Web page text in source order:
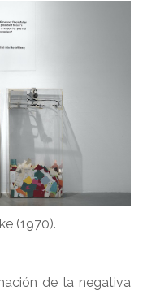
(1970).
de la negativa